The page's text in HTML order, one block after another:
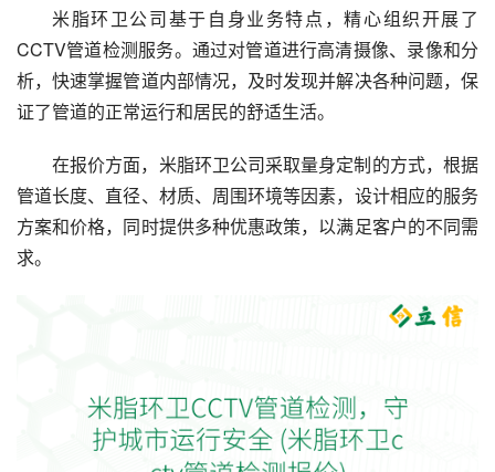
米脂环卫公司基于自身业务特点，精心组织开展了
CCTV管道检测服务。通过对管道进行高清摄像、录像和分
析，快速掌握管道内部情况，及时发现并解决各种问题，保
证了管道的正常运行和居民的舒适生活。
在报价方面，米脂环卫公司采取量身定制的方式，根据
管道长度、直径、材质、周围环境等因素，设计相应的服务
方案和价格，同时提供多种优惠政策，以满足客户的不同需
求。